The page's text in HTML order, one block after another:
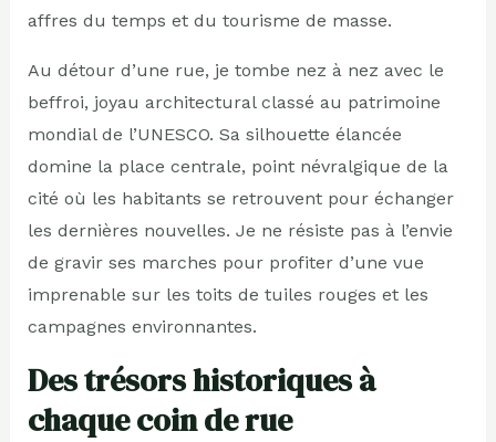
affres du temps et du tourisme de masse.
Au détour d’une rue, je tombe nez à nez avec le
beffroi, joyau architectural classé au patrimoine
mondial de l’UNESCO. Sa silhouette élancée
domine la place centrale, point névralgique de la
cité où les habitants se retrouvent pour échanger
les dernières nouvelles. Je ne résiste pas à l’envie
de gravir ses marches pour profiter d’une vue
imprenable sur les toits de tuiles rouges et les
campagnes environnantes.
Des trésors historiques à
chaque coin de rue